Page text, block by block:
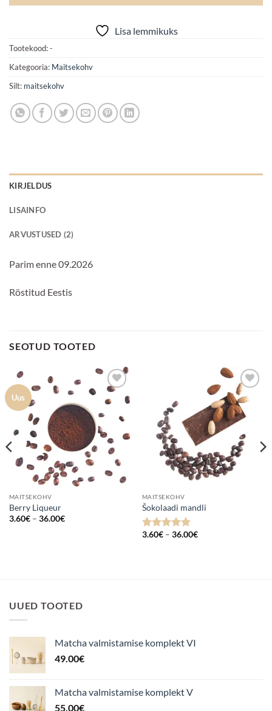
Lisa lemmikuks
Tootekood:-
Kategooria: Maitsekohv
Silt: maitsekohv
KIRJELDUS
LISAINFO
ARVUSTUSED (2)
Parim enne 09.2026
Röstitud Eestis
SEOTUD TOOTED
Uus
lemmikuks
MAITSEKOHV
Berry Liqueur
3.60€ – 36.00€Hinnavahemik:
Lisa
lemmikuks
MAITSEKOHV
Šokolaadi mandli
Hinnanguga
3.60€ – 36.00€Hinnavahemik:
UUED TOOTED
Matcha valmistamise komplekt VI
49.00€
Matcha valmistamise komplekt V
55.00€